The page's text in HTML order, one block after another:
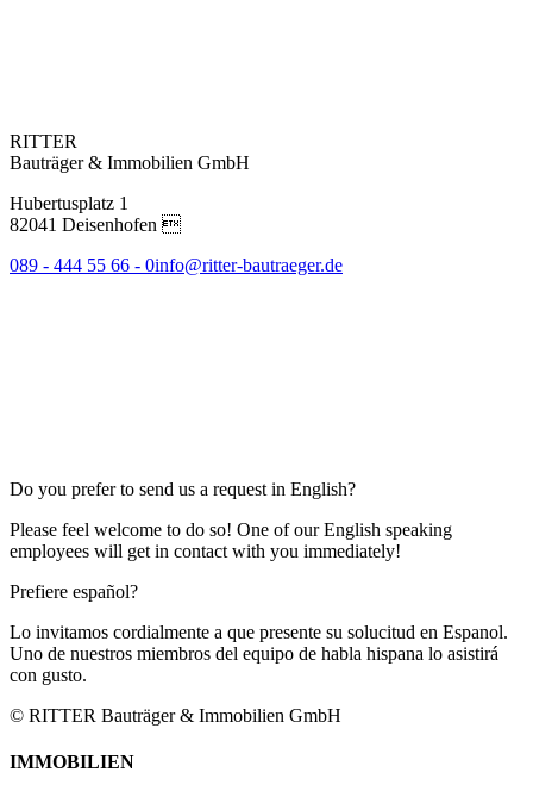
RITTER
Bauträger & Immobilien GmbH
Hubertusplatz 1
82041 Deisenhofen 
089 - 444 55 66 - 0info@ritter-bautraeger.de
Do you prefer to send us a request in English?
Please feel welcome to do so! One of our English speaking
employees will get in contact with you immediately!
Prefiere español?
Lo invitamos cordialmente a que presente su solucitud en Espanol.
Uno de nuestros miembros del equipo de habla hispana lo asistirá
con gusto.
© RITTER Bauträger & Immobilien GmbH
IMMOBILIEN